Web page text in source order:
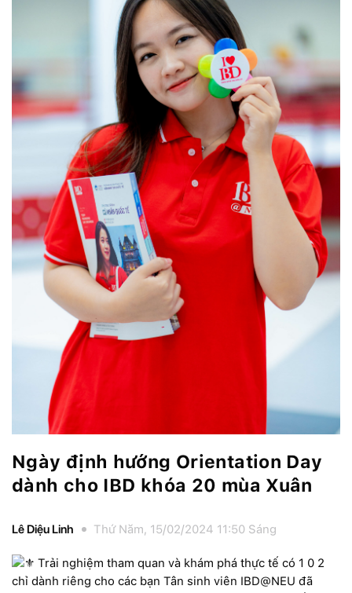
Ngày định hướng Orientation Day
dành cho IBD khóa 20 mùa Xuân
Lê Diệu Linh Thứ Năm, 15/02/2024 11:50 Sáng
Trải nghiệm tham quan và khám phá thực tế có 1 0 2
chỉ dành riêng cho các bạn Tân sinh viên IBD@NEU đã